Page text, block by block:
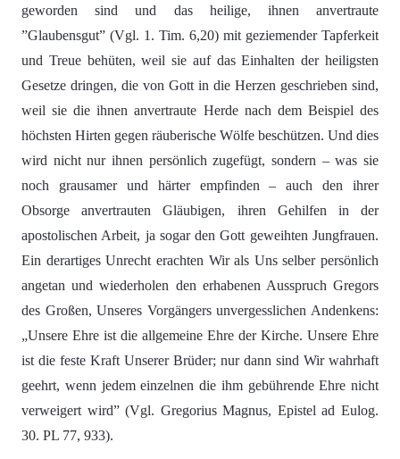
geworden sind und das heilige, ihnen anvertraute
”Glaubensgut” (Vgl. 1. Tim. 6,20) mit geziemender Tapferkeit
und Treue behüten, weil sie auf das Einhalten der heiligsten
Gesetze dringen, die von Gott in die Herzen geschrieben sind,
weil sie die ihnen anvertraute Herde nach dem Beispiel des
höchsten Hirten gegen räuberische Wölfe beschützen. Und dies
wird nicht nur ihnen persönlich zugefügt, sondern – was sie
noch grausamer und härter empfinden – auch den ihrer
Obsorge anvertrauten Gläubigen, ihren Gehilfen in der
apostolischen Arbeit, ja sogar den Gott geweihten Jungfrauen.
Ein derartiges Unrecht erachten Wir als Uns selber persönlich
angetan und wiederholen den erhabenen Ausspruch Gregors
des Großen, Unseres Vorgängers unvergesslichen Andenkens:
„Unsere Ehre ist die allgemeine Ehre der Kirche. Unsere Ehre
ist die feste Kraft Unserer Brüder; nur dann sind Wir wahrhaft
geehrt, wenn jedem einzelnen die ihm gebührende Ehre nicht
verweigert wird” (Vgl. Gregorius Magnus, Epistel ad Eulog.
30. PL 77, 933).